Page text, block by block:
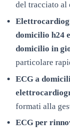
del tracciato al
domicilio h24
domicilio in
particolare
ECG a
formati alla
ECG per